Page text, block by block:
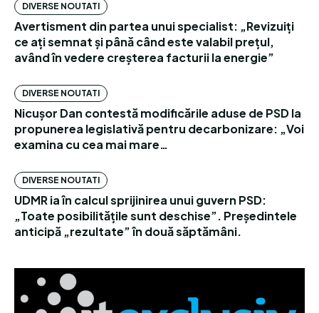
DIVERSE NOUTATI
Avertisment din partea unui specialist: „Revizuiți
ce ați semnat și până când este valabil prețul,
având în vedere creșterea facturii la energie”
DIVERSE NOUTATI
Nicușor Dan contestă modificările aduse de PSD la
propunerea legislativă pentru decarbonizare: „Voi
examina cu cea mai mare…
DIVERSE NOUTATI
UDMR ia în calcul sprijinirea unui guvern PSD:
„Toate posibilitățile sunt deschise”. Președintele
anticipă „rezultate” în două săptămâni.